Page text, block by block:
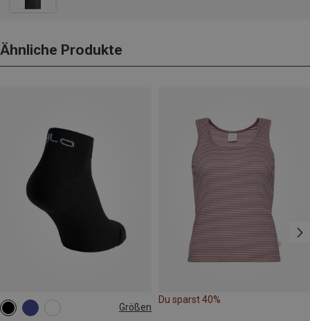
Ähnliche Produkte
Größen
36|37|38
Du sparst 40%